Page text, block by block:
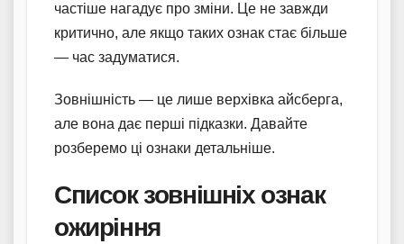
частіше нагадує про зміни. Це не завжди
критично, але якщо таких ознак стає більше
— час задуматися.
Зовнішність — це лише верхівка айсберга,
але вона дає перші підказки. Давайте
розберемо ці ознаки детальніше.
Список зовнішніх ознак
ожиріння